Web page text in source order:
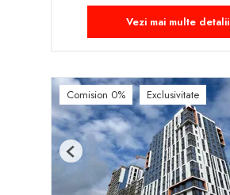
Vezi mai multe detalii
Comision 0% Exclusivitate
Previous